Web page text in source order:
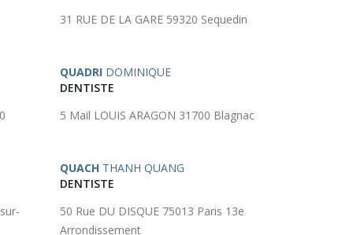
31 RUE DE LA GARE 59320 Sequedin
QUADRI DOMINIQUE
DENTISTE
5 Mail LOUIS ARAGON 31700 Blagnac
QUACH THANH QUANG
DENTISTE
50 Rue DU DISQUE 75013 Paris 13e
Arrondissement